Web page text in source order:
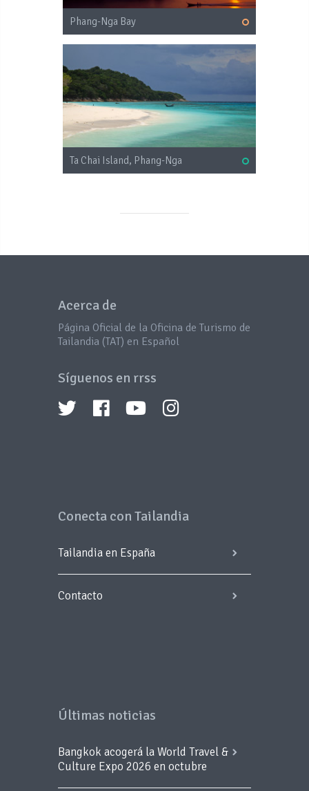
Phang-Nga Bay
Ta Chai Island, Phang-Nga
Acerca de
Página Oficial de la Oficina de Turismo de
Tailandia (TAT) en Español
Síguenos en rrss
Conecta con Tailandia
Tailandia en España
Contacto
Últimas noticias
Bangkok acogerá la World Travel &
Culture Expo 2026 en octubre